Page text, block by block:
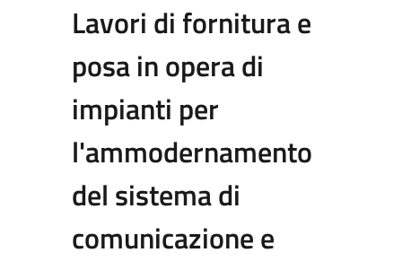
Lavori di fornitura e
posa in opera di
impianti per
l'ammodernamento
del sistema di
comunicazione e